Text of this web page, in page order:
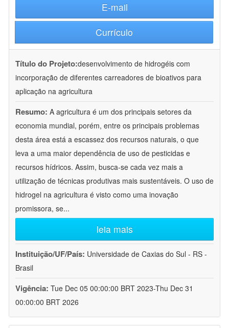
E-mail
Currículo
Título do Projeto:desenvolvimento de hidrogéis com
incorporação de diferentes carreadores de bioativos para
aplicação na agricultura
Resumo: A agricultura é um dos principais setores da
economia mundial, porém, entre os principais problemas
desta área está a escassez dos recursos naturais, o que
leva a uma maior dependência de uso de pesticidas e
recursos hídricos. Assim, busca-se cada vez mais a
utilização de técnicas produtivas mais sustentáveis. O uso de
hidrogel na agricultura é visto como uma inovação
promissora, se...
leia mais
Instituição/UF/País: Universidade de Caxias do Sul - RS -
Brasil
Vigência: Tue Dec 05 00:00:00 BRT 2023-Thu Dec 31
00:00:00 BRT 2026